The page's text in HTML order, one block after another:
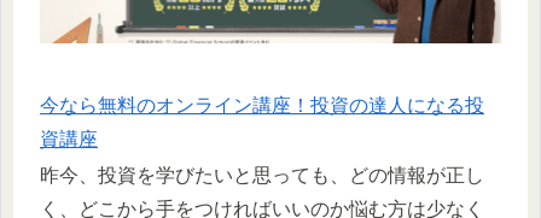
今なら無料のオンライン講座！投資の達人になる投
資講座
昨今、投資を学びたいと思っても、どの情報が正し
く、どこから手をつければいいのか悩む方は少なく